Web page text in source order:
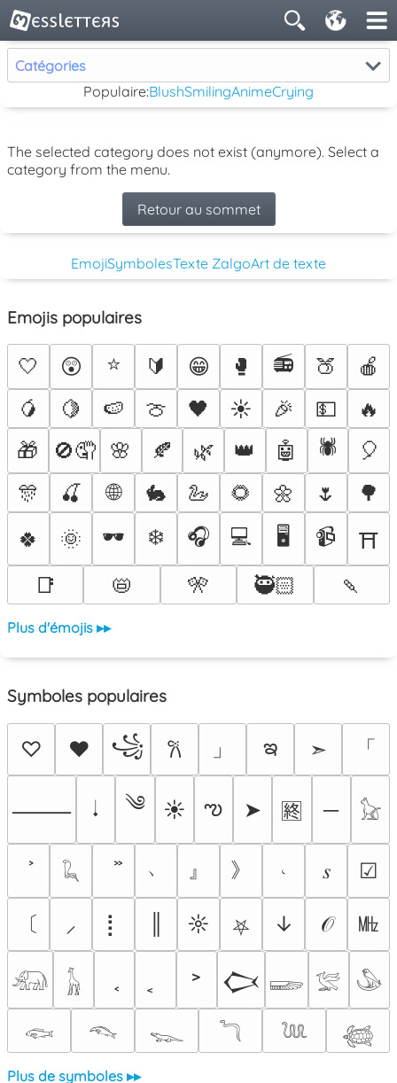
Catégories
Populaire:BlushSmilingAnimeCrying
The selected category does not exist (anymore). Select a
category from the menu.
Retour au sommet
EmojiSymbolesTexte ZalgoArt de texte
Emojis populaires
🤍 😲 ⭐ 🔰 😁 🥊 📻 🍑
🍎
🥭
🍋 🍉 🍈 🖤 ☀️ 🎉 💵
🔥
🎁
🚫🤦 🌸 🍂 🌿 👑 🤖 🕷️
🎈
🎊
🍒 🌐 🐇 🦢 🌻 🌼 🌷
🌳
🍀
🌞 🕶️ ❄️ 🎧 💻 🖥️ 📹
⛩️
📑
📛 🎌 🥷🏻 🍡
Plus d'émojis ▸▸
Symboles populaires
♡ ♥ ꧁ 𐙚 」 ఇ ➣ 「
⸻ 𝆺𝅥 ༄ ☀ ఌ ➤ 🈡 ─ 𓃠
𓆗 ﹆ 』 》 𝆥 𝆍 ☑
〔 ⸝ ⡇ ☼ ⛧ ↓ 𝒪 ㎒
𓃰 𓃱 ˃ 𒆨 𓆃 𓅛
𓅇
𓆟
𓆞 𓆊 𓆓 𓆙 𓆉
Plus de symboles ▸▸